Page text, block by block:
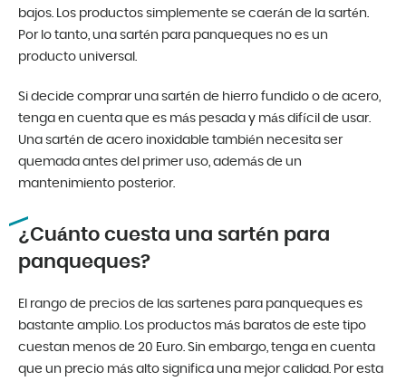
bajos. Los productos simplemente se caerán de la sartén.
Por lo tanto, una sartén para panqueques no es un
producto universal.
Si decide comprar una sartén de hierro fundido o de acero,
tenga en cuenta que es más pesada y más difícil de usar.
Una sartén de acero inoxidable también necesita ser
quemada antes del primer uso, además de un
mantenimiento posterior.
¿Cuánto cuesta una sartén para
panqueques?
El rango de precios de las sartenes para panqueques es
bastante amplio. Los productos más baratos de este tipo
cuestan menos de 20 Euro. Sin embargo, tenga en cuenta
que un precio más alto significa una mejor calidad. Por esta